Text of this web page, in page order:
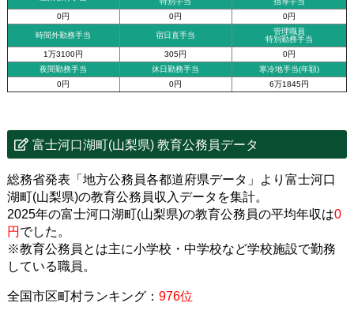
0円
0円 0円
時間外勤務手当 宿日直手当
管理職員
特別勤務手当
1万3100円
305円
0円
夜間勤務手当
休日勤務手当
寒冷地手当(年額)
0円
0円 6万1845円
富士河口湖町(山梨県) 教育公務員データ
総務省発表「地方公務員各都道府県データ」より富士河口
湖町(山梨県)の教育公務員収入データを集計。
2025年の富士河口湖町(山梨県)の教育公務員の平均年収は0
円 でした。
※教育公務員とは主に小学校・中学校など学校施設で勤務
している職員。
全国市区町村ランキング： 976位